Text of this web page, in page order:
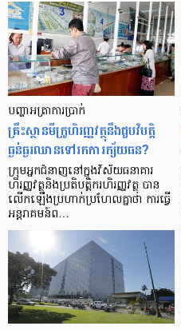
បញ្ហា​អត្រា​ការប្រាក់
គ្រឹះស្ថាន​មីក្រូ​ហិរញ្ញវត្ថុ​នឹង​ជួប​វិបត្តិ​
ធ្ងន់ធ្ងរ​ឈាន​ទៅ​រក​ការ​ក្ស័យធន?
ក្រុម​អ្នក​ជំនាញ​នៅ​ក្នុង​វិស័យ​ធនាគារ
ហិរញ្ញវត្ថុ​និង​ប្រតិបត្តិករ​ហិរញ្ញ​វត្ថុ បាន​​
លើក​ឡើង​ប្រហាក់​ប្រហែល​គ្នា​ថា ការ​ធ្វើ​
អន្តរាគមន៍​ព…